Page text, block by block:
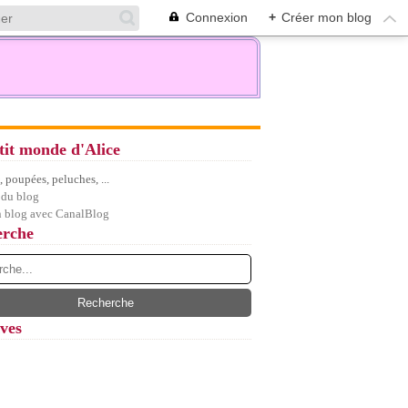
Connexion + Créer mon blog
monde d'Alice
poupées, peluches, ...
blog
blog avec CanalBlog